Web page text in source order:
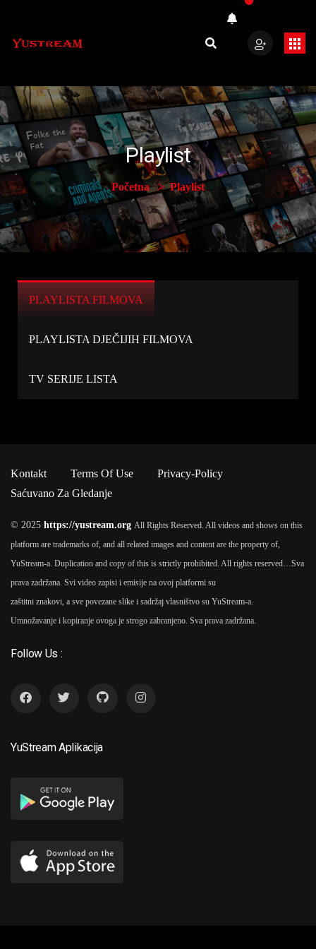
Playlist
Početna Playlist
PLAYLISTA FILMOVA
PLAYLISTA DJEČIJIH FILMOVA
TV SERIJE LISTA
Kontakt Terms Of Use
Privacy-Policy
Saćuvano Za Gledanje
© 2025 https://yustream.org All Rights Reserved. All videos and shows on this
platform are trademarks of, and all related images and content are the property of,
YuStream-a. Duplication and copy of this is strictly prohibited. All rights reserved…Sva
prava zadržana. Svi video zapisi i emisije na ovoj platformi su
zaštitni znakovi, a sve povezane slike i sadržaj vlasništvo su YuStream-a.
Umnožavanje i kopiranje ovoga je strogo zabranjeno. Sva prava zadržana.
Follow Us :
YuStream Aplikacija